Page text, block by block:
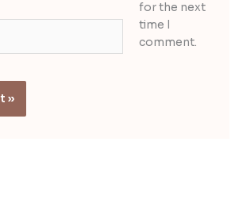
for the next
time I
comment.